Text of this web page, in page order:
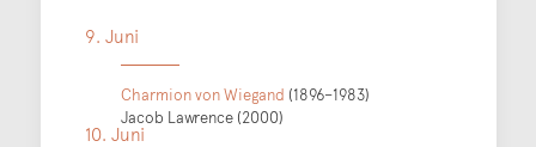
9. Juni
Charmion von Wiegand (1896–1983)
Jacob Lawrence (2000)
10. Juni